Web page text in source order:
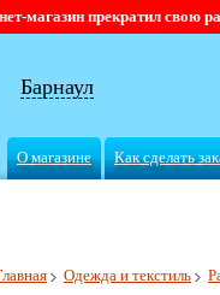
прекратил свою
Барнаул
О магазине Как сделать
Одежда и текстиль